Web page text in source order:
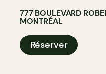
777 BOULEVARD
MONTRÉAL
Réserver